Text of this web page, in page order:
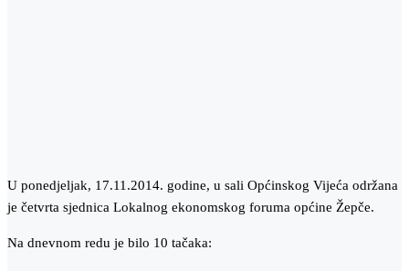
U ponedjeljak, 17.11.2014. godine, u sali Općinskog Vijeća održana
je četvrta sjednica Lokalnog ekonomskog foruma općine Žepče.
Na dnevnom redu je bilo 10 tačaka: